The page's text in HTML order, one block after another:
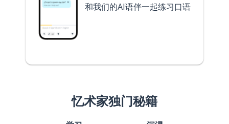
和我们的AI语伴一起练习口语
忆术家独门秘籍